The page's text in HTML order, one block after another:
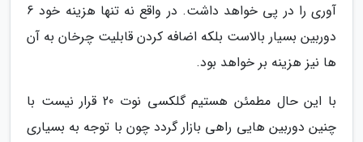
آوری را در پی خواهد داشت. در واقع نه تنها هزینه خود 6
دوربین بسیار بالاست بلکه اضافه کردن قابلیت چرخان به آن
ها نیز هزینه بر خواهد بود.
با این حال مطمئن هستیم گلکسی نوت 20 قرار نیست با
چنین دوربین هایی راهی بازار گردد چون با توجه به بسیاری